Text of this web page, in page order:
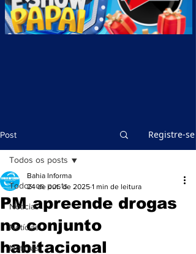
Post Registre-se
Todos os posts
Notícias
Notícias
Notícias
Todos os posts
PM apreende drogas
no conjunto
habitacional
Bahia Informa
24 de out. de 2025 1 min de leitura